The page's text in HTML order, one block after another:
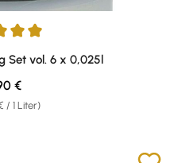
5 von 5 Sternen
Set vol. 6 x 0,025l
/ 1 Liter)
Preis:
€